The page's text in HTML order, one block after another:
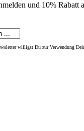
und 10% Rabatt
willigst Du zur Verwendung